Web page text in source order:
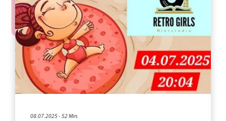
08.07.2025 - 52 Min.